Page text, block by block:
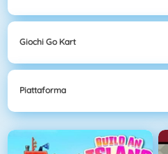
Giochi Go Kart
Piattaforma